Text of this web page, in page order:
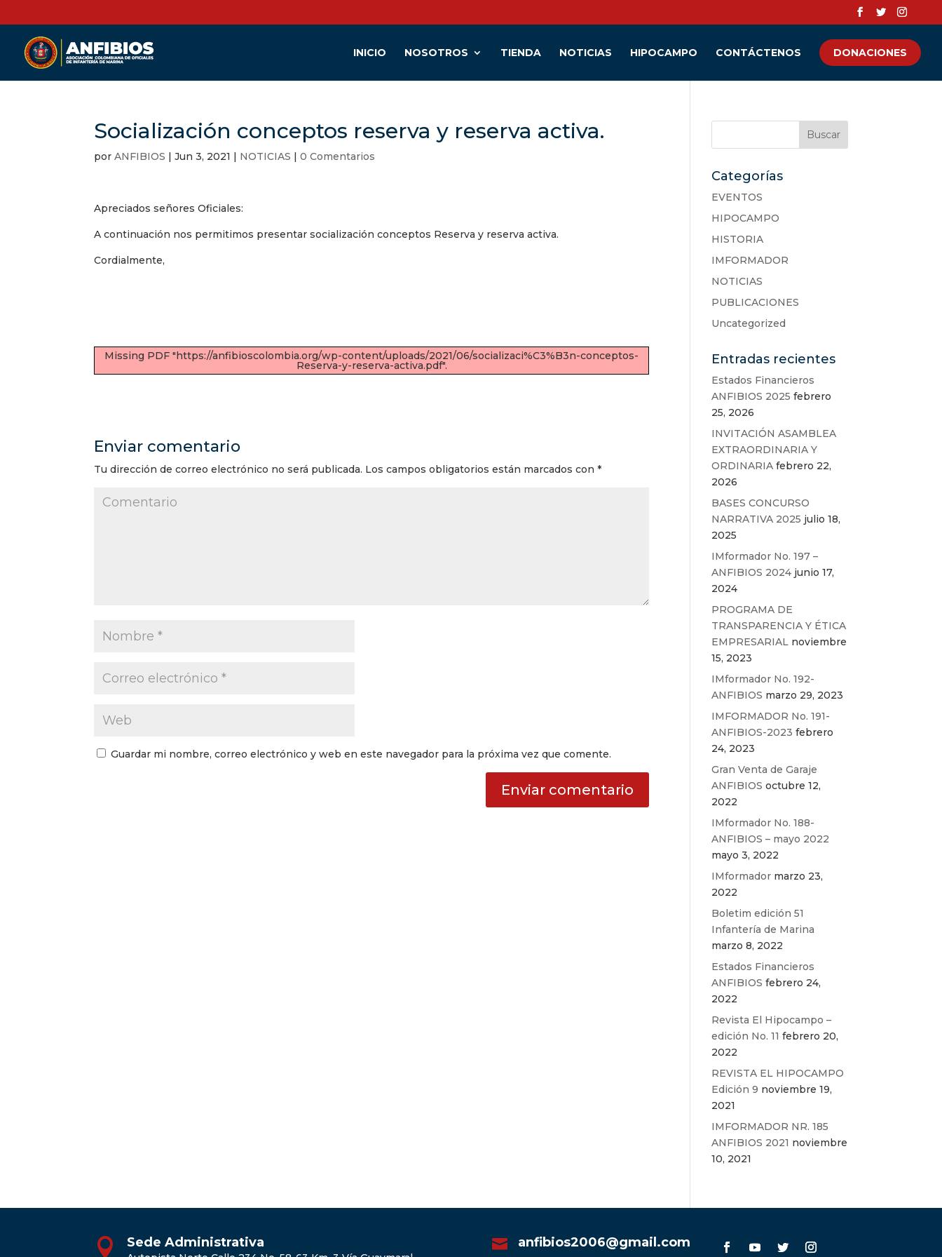
INICIO NOSOTROS TIENDA NOTICIAS HIPOCAMPO CONTÁCTENOS DONACIONES
Socialización conceptos reserva y reserva activa.
porANFIBIOS |Jun 3, 2021 | NOTICIAS |0 Comentarios
Apreciados señores Oficiales:
A continuación nos permitimos presentar socialización conceptos Reserva y reserva activa.
Cordialmente,
Missing PDF "https://anfibioscolombia.org/wp-content/uploads/2021/06/socializaci%C3%B3n-conceptos-
Reserva-y-reserva-activa.pdf".
Enviar comentario
Tu dirección de correo electrónico no será publicada. Los campos obligatorios están marcados con*
Guardar mi nombre, correo electrónico y web en este navegador para la próxima vez que comente.
Categorías
EVENTOS
HIPOCAMPO
HISTORIA
IMFORMADOR
NOTICIAS
PUBLICACIONES
Uncategorized
Entradas recientes
Estados Financieros
ANFIBIOS 2025 febrero
25, 2026
INVITACIÓN ASAMBLEA
EXTRAORDINARIA Y
ORDINARIA febrero 22,
2026
BASES CONCURSO
NARRATIVA 2025 julio 18,
2025
IMformador No. 197 –
ANFIBIOS 2024 junio 17,
2024
PROGRAMA DE
TRANSPARENCIA Y ÉTICA
EMPRESARIAL noviembre
15, 2023
IMformador No. 192-
ANFIBIOS marzo 29, 2023
IMFORMADOR No. 191-
ANFIBIOS-2023 febrero
24, 2023
Gran Venta de Garaje
ANFIBIOS octubre 12,
2022
IMformador No. 188-
ANFIBIOS – mayo 2022
mayo 3, 2022
IMformador marzo 23,
2022
Boletim edición 51
Infantería de Marina
marzo 8, 2022
Estados Financieros
ANFIBIOS febrero 24,
2022
Revista El Hipocampo –
edición No. 11 febrero 20,
2022
REVISTA EL HIPOCAMPO
Edición 9 noviembre 19,
2021
IMFORMADOR NR. 185
ANFIBIOS 2021 noviembre
10, 2021
 Sede Administrativa 
anfibios2006@gmail.com